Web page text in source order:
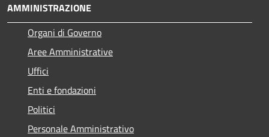
AMMINISTRAZIONE
Organi di Governo
Aree Amministrative
Uffici
Enti e fondazioni
Politici
Personale Amministrativo